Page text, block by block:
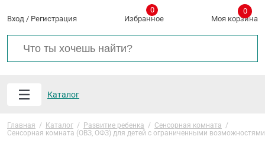
Вход / Регистрация Избранное
0
Моя корзина
0
Каталог
Главная / Каталог / Развитие ребенка / Сенсорная комната /
Сенсорная комната (ОВЗ, ОФЗ) для детей с ограниченными